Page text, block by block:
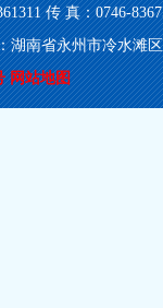
传 真：0746-
湖南省永州市冷水滩
网站地图